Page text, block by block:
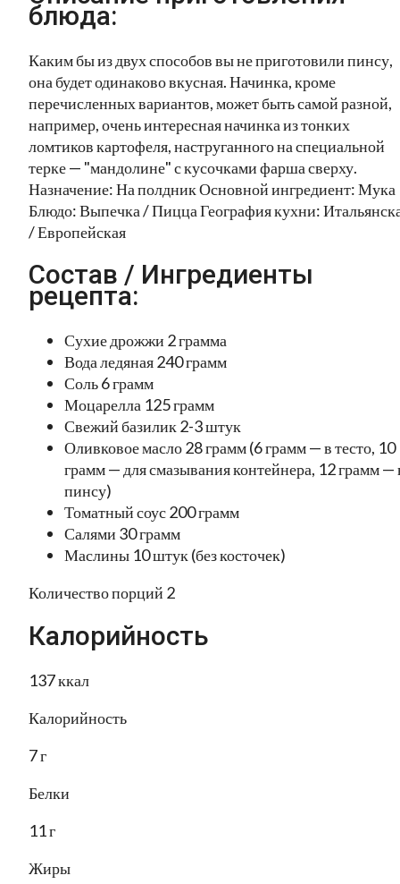
блюда:
Каким бы из двух способов вы не приготовили пинсу,
она будет одинаково вкусная. Начинка, кроме
перечисленных вариантов, может быть самой разной,
например, очень интересная начинка из тонких
ломтиков картофеля, наструганного на специальной
терке — "мандолине" с кусочками фарша сверху.
Назначение: На полдник Основной ингредиент: Мука
Блюдо: Выпечка / Пицца География кухни:
/ Европейская
Состав / Ингредиенты
рецепта:
Сухие дрожжи 2 грамма
Вода ледяная 240 грамм
Соль 6 грамм
Моцарелла 125 грамм
Свежий базилик 2-3 штук
Оливковое масло 28 грамм (6 грамм — в тесто, 10
грамм — для смазывания контейнера, 12 грамм —
пинсу)
Томатный соус 200 грамм
Салями 30 грамм
Маслины 10 штук (без косточек)
Количество порций 2
Калорийность
137 ккал
Калорийность
7 г
Белки
11 г
Жиры